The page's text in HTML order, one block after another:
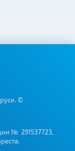
©
№ 291537723,